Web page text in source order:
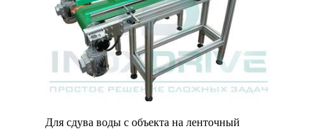
Для сдува воды с объекта на ленточный